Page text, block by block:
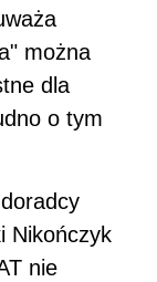
można
dla
o tym
Nikończyk
nie